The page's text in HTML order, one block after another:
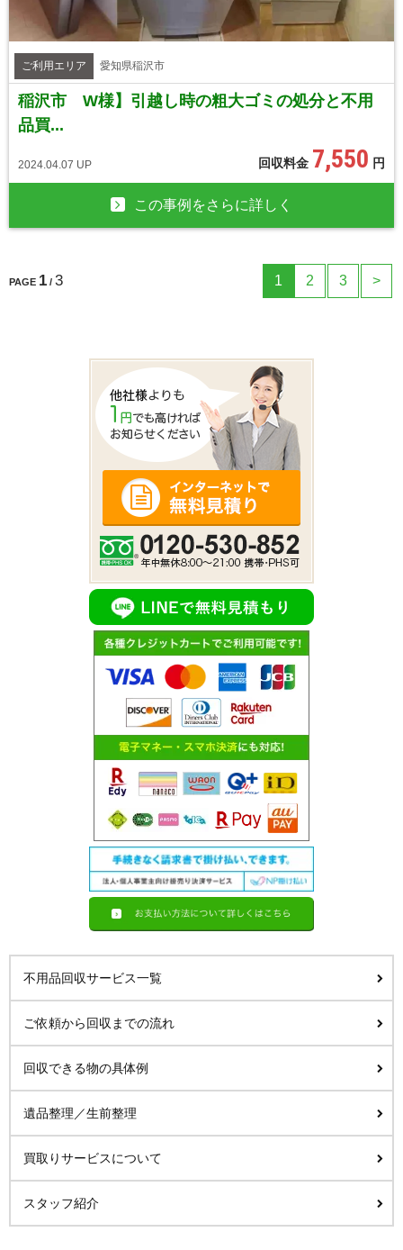
ご利用エリア 愛知県稲沢市
稲沢市 W様】引越し時の粗大ゴミの処分と不用
品買...
2024.04.07 UP 回収料金 7,550 円
この事例をさらに詳しく
PAGE 1 / 3 1 2 3 >
不用品回収サービス一覧
ご依頼から回収までの流れ
回収できる物の具体例
遺品整理／生前整理
買取りサービスについて
スタッフ紹介